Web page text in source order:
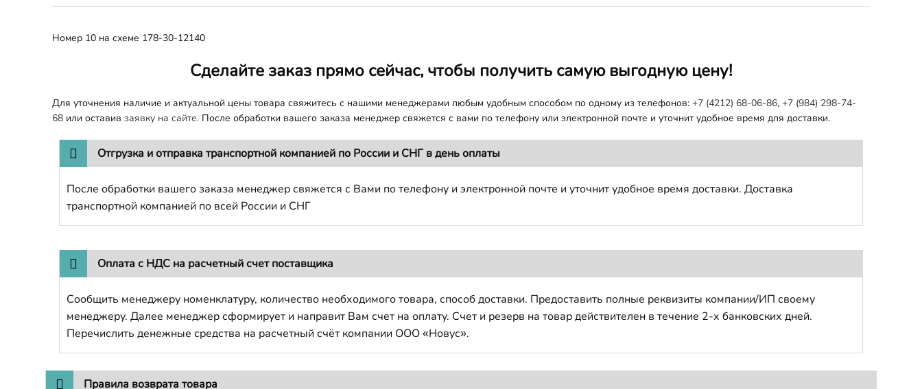
Номер 10 на схеме 178-30-12140
Сделайте заказ прямо сейчас, чтобы получить самую выгодную цену!
Для уточнения наличие и актуальной цены товара свяжитесь с нашими менеджерами любым удобным способом по одному из телефонов: +7 (4212) 68-06-86, +7 (984) 298-74-
68 или оставив заявку на сайте. После обработки вашего заказа менеджер свяжется с вами по телефону или электронной почте и уточнит удобное время для доставки.
Отгрузка и отправка транспортной компанией по России и СНГ в день оплаты
После обработки вашего заказа менеджер свяжется с Вами по телефону и электронной почте и уточнит удобное время доставки. Доставка
транспортной компанией по всей России и СНГ
Оплата с НДС на расчетный счет поставщика
Сообщить менеджеру номенклатуру, количество необходимого товара, способ доставки. Предоставить полные реквизиты компании/ИП своему
менеджеру. Далее менеджер сформирует и направит Вам счет на оплату. Счет и резерв на товар действителен в течение 2-х банковских дней.
Перечислить денежные средства на расчетный счёт компании ООО «Новус».
Правила возврата товара